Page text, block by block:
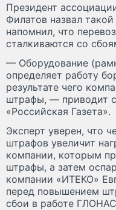
Президент
Филатов назвал
напомнил, что
сталкиваются со
— Оборудование
определяет работу
результате чего
штрафы, — приводит
«Российская Газета».
Эксперт уверен, что
штрафов увеличит
компании, которым
штрафы, а затем
компании «ИТЕКО»
перед повышением
сбои в работе